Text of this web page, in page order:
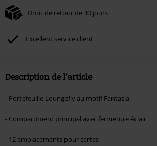
Droit de retour de 30 jours
Excellent service client
Description de l'article
- Portefeuille Loungefly au motif Fantasia
- Compartiment principal avec fermeture éclair
- 12 emplacements pour cartes